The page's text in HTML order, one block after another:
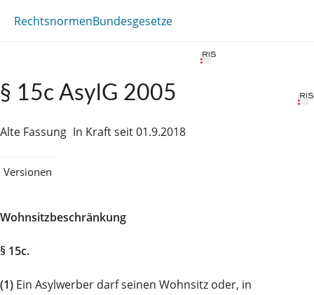
RechtsnormenBundesgesetze
§ 15c AsylG 2005
Alte Fassung In Kraft seit 01.9.2018
Versionen
Wohnsitzbeschränkung
§ 15c.
(1) Ein Asylwerber darf seinen Wohnsitz oder, in